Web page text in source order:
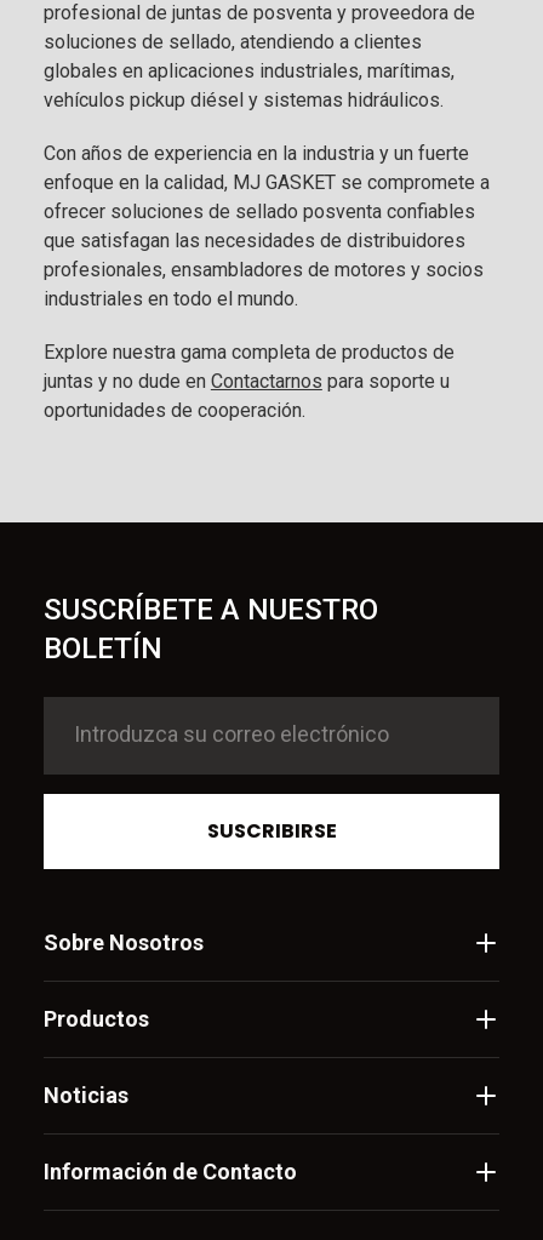
profesional de juntas de posventa y proveedora de
soluciones de sellado, atendiendo a clientes
globales en aplicaciones industriales, marítimas,
vehículos pickup diésel y sistemas hidráulicos.
Con años de experiencia en la industria y un fuerte
enfoque en la calidad, MJ GASKET se compromete a
ofrecer soluciones de sellado posventa confiables
que satisfagan las necesidades de distribuidores
profesionales, ensambladores de motores y socios
industriales en todo el mundo.
Explore nuestra gama completa de productos de
juntas y no dude en Contactarnos para soporte u
oportunidades de cooperación.
SUSCRÍBETE A NUESTRO
BOLETÍN
SUSCRIBIRSE
Sobre Nosotros
Productos
Noticias
Información de Contacto